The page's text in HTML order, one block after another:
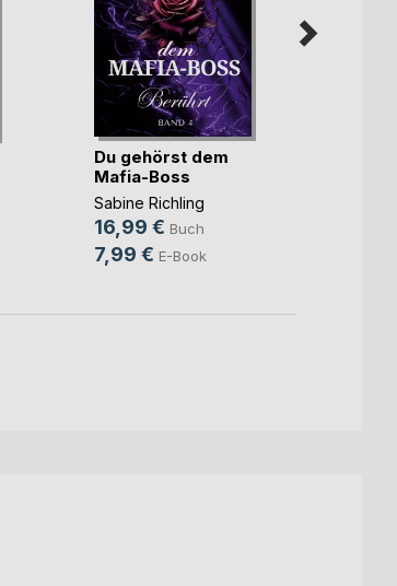
Du gehörst dem
Mafia-Boss
Sabine Richling
16,99 € Buch
7,99 € E-Book